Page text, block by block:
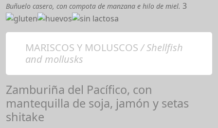
Buñuelo casero, con compota de manzana e hilo de miel. 3
MARISCOS Y MOLUSCOS/ Shellfish
and mollusks
Zamburiña del Pacífico, con
mantequilla de soja, jamón y setas
shitake